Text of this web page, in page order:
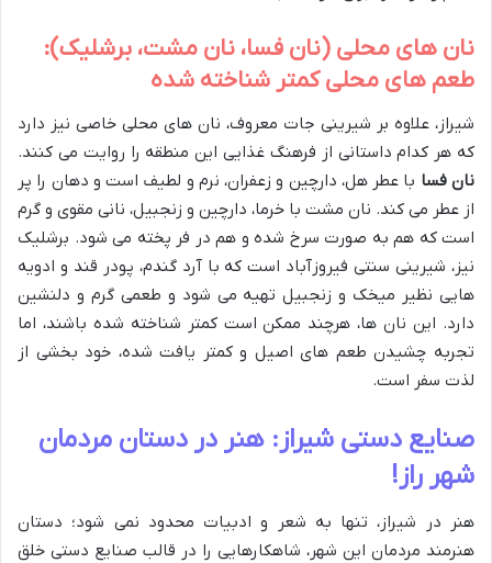
نان های محلی (نان فسا، نان مشت، برشلیک):
طعم های محلی کمتر شناخته شده
شیراز، علاوه بر شیرینی جات معروف، نان های محلی خاصی نیز دارد
که هر کدام داستانی از فرهنگ غذایی این منطقه را روایت می کنند.
نان فسا با عطر هل، دارچین و زعفران، نرم و لطیف است و دهان را پر
از عطر می کند. نان مشت با خرما، دارچین و زنجبیل، نانی مقوی و گرم
است که هم به صورت سرخ شده و هم در فر پخته می شود. برشلیک
نیز، شیرینی سنتی فیروزآباد است که با آرد گندم، پودر قند و ادویه
هایی نظیر میخک و زنجبیل تهیه می شود و طعمی گرم و دلنشین
دارد. این نان ها، هرچند ممکن است کمتر شناخته شده باشند، اما
تجربه چشیدن طعم های اصیل و کمتر یافت شده، خود بخشی از
لذت سفر است.
صنایع دستی شیراز: هنر در دستان مردمان
شهر راز!
هنر در شیراز، تنها به شعر و ادبیات محدود نمی شود؛ دستان
هنرمند مردمان این شهر، شاهکارهایی را در قالب صنایع دستی خلق